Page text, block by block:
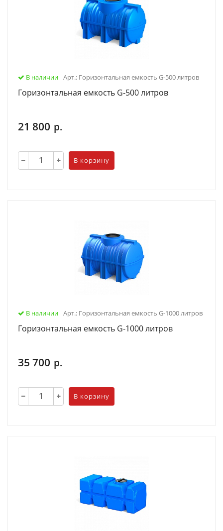
В наличии Арт.: Горизонтальная емкость G-500 литров
Горизонтальная емкость G-500 литров
21 800 р.
В корзину
В наличии Арт.: Горизонтальная емкость G-1000 литров
Горизонтальная емкость G-1000 литров
35 700 р.
В корзину